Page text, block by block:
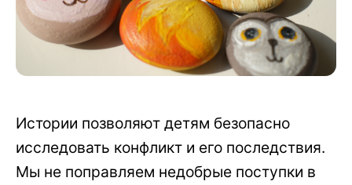
Истории позволяют детям безопасно
исследовать конфликт и его последствия.
Мы не поправляем недобрые поступки в